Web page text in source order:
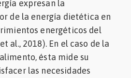
expresan la
de la energía dietética en
energéticos del
al., 2018). En el caso de la
ésta mide su
las necesidades